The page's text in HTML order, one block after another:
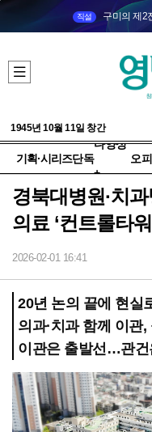
직설 구미의 제2
1945년 10월 11일 창간
기획·시리즈단독
다양성
+
오
경북대병원·치
의료 ‘컨트롤타
2026-02-01 16:41
20년 논의 끝에 현실
의과·치과 함께 이관
이관은 출발선…관건